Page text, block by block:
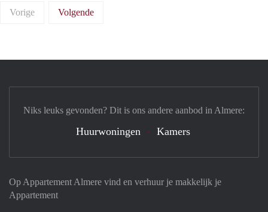
Vorige Volgende
Op Appartement Almere vind en verhuur je makkelijk je
Appartement
Niks leuks gevonden? Dit is ons andere aanbod in Almere:
Huurwoningen Kamers